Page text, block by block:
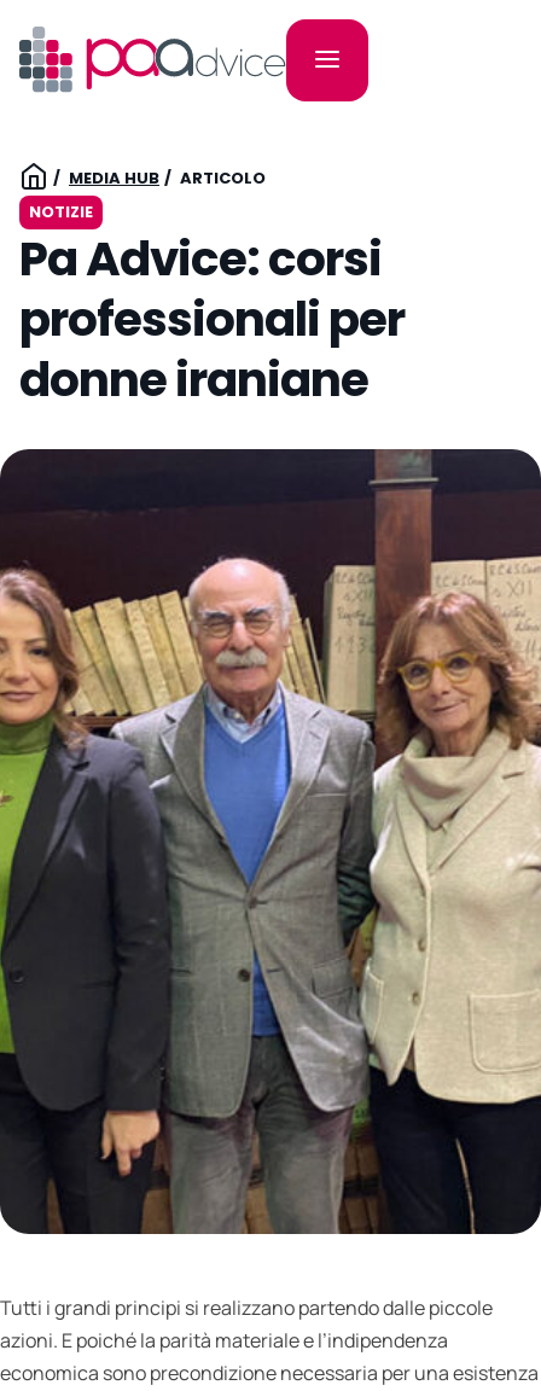
MEDIA HUB
ARTICOLO
NOTIZIE
Pa Advice: corsi
professionali per
donne iraniane
Tutti i grandi principi si realizzano partendo dalle piccole
azioni. E poiché la parità materiale e l’indipendenza
economica sono precondizione necessaria per una esistenza